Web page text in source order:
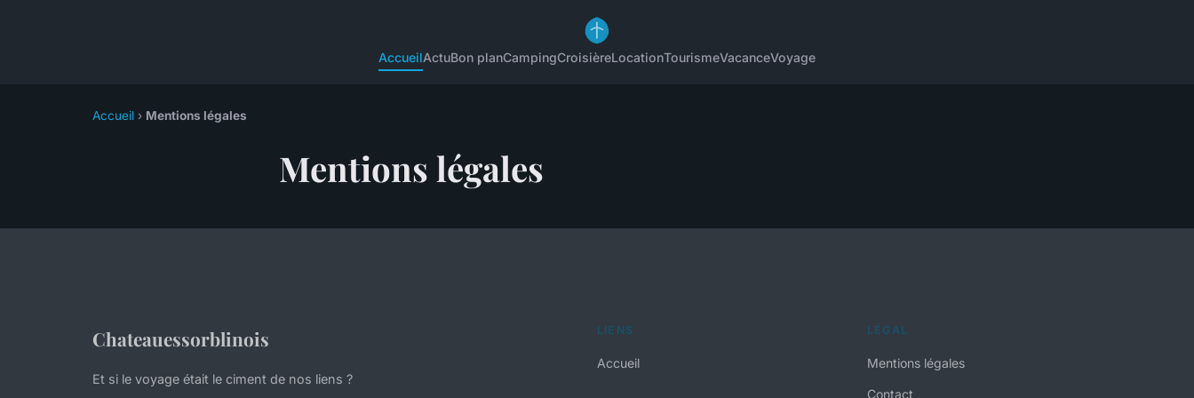
AccueilActuBon planCampingCroisièreLocationTourismeVacanceVoyage
Accueil › Mentions légales
Mentions légales
Chateauessorblinois
Et si le voyage était le ciment de nos liens ?
LIENS
Accueil
LÉGAL
Mentions légales
Contact